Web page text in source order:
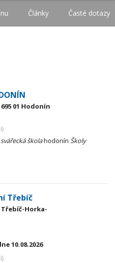
Články Časté dotazy
01 Hodonín
svářeckáškolahodonín Školy
Třebíč
Třebíč-Horka-
10.08.2026